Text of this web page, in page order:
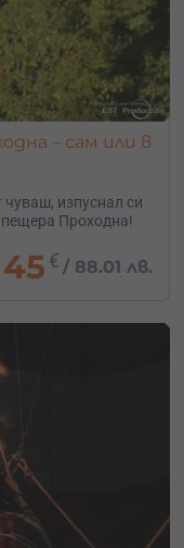
– сам или в
изпуснал си
Проходна!
45 € /88.01 лв.